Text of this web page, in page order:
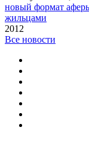
новый формат
жильцами
2012
Все новости